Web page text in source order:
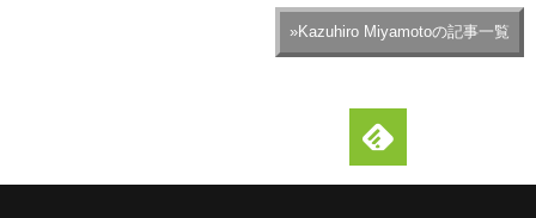
»Kazuhiro Miyamotoの記事一覧